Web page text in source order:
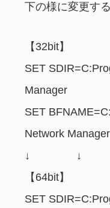
下の様に変更す
【32bit】
SET
Manager
SET
Network
↓ ↓
【64bit】
SET